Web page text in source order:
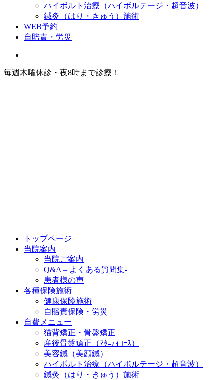
ハイボルト治療（ハイボルテージ・超音波）
鍼灸（はり・きゅう）施術
WEB予約
自賠責・労災
毎週木曜休診・夜8時まで診療！
トップページ
当院案内
当院ご案内
Q&A – よくある質問集-
患者様の声
各種保険施術
健康保険施術
自賠責保険・労災
自費メニュー
猫背矯正・骨盤矯正
産後骨盤矯正（ﾏﾀﾆﾃｨｺｰｽ）
美容鍼（美顔鍼）
ハイボルト治療（ハイボルテージ・超音波）
鍼灸（はり・きゅう）施術